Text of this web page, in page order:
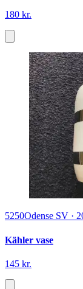
180 kr.
5250Odense SV ·
Kähler vase
145 kr.